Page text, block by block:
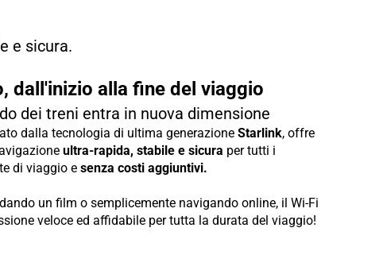
e sicura.
dall'inizio alla fine del viaggio
dei treni entra in nuova dimensione
dalla tecnologia di ultima generazione Starlink, offre
ultra-rapida, stabile e sicura per tutti i
di viaggio e senza costi aggiuntivi.
un film o semplicemente navigando online, il Wi-Fi
veloce ed affidabile per tutta la durata del viaggio!